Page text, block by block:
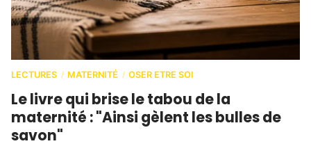
LECTURES / MATERNITÉ / OSER ETRE SOI
Le livre qui brise le tabou de la
maternité : "Ainsi gèlent les bulles de
savon"